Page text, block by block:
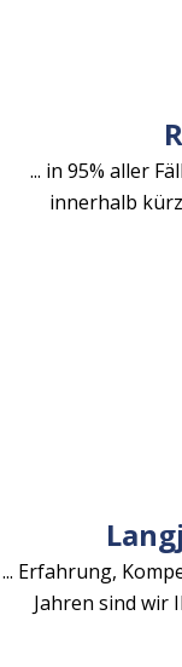
... in 95% aller
innerhalb
... Erfahrung,
Jahren sind wir